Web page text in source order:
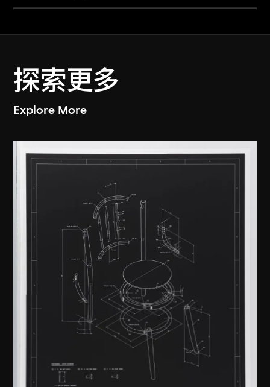
探索更多
Explore More